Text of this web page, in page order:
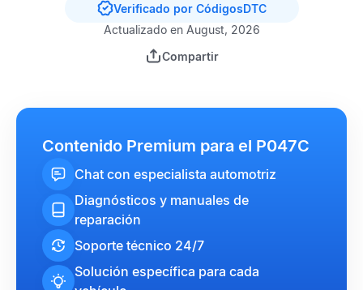
Verificado por CódigosDTC
Actualizado en August, 2026
Compartir
Contenido Premium para el P047C
Chat con especialista automotriz
Diagnósticos y manuales de
reparación
Soporte técnico 24/7
Solución específica para cada